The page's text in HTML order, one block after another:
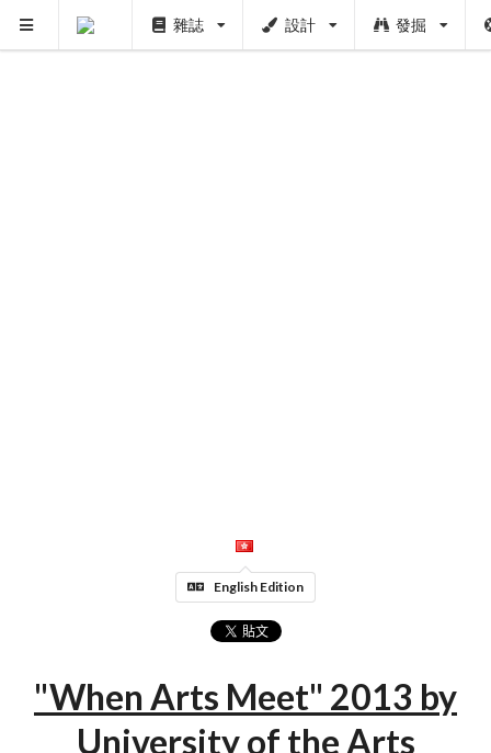
雜誌 設計 發掘
English Edition
"When Arts Meet" 2013 by
University of the Arts